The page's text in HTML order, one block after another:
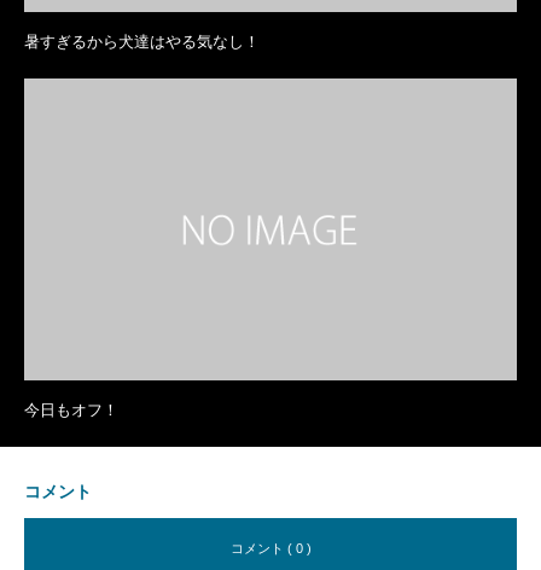
暑すぎるから犬達はやる気なし！
今日もオフ！
コメント
コメント ( 0 )